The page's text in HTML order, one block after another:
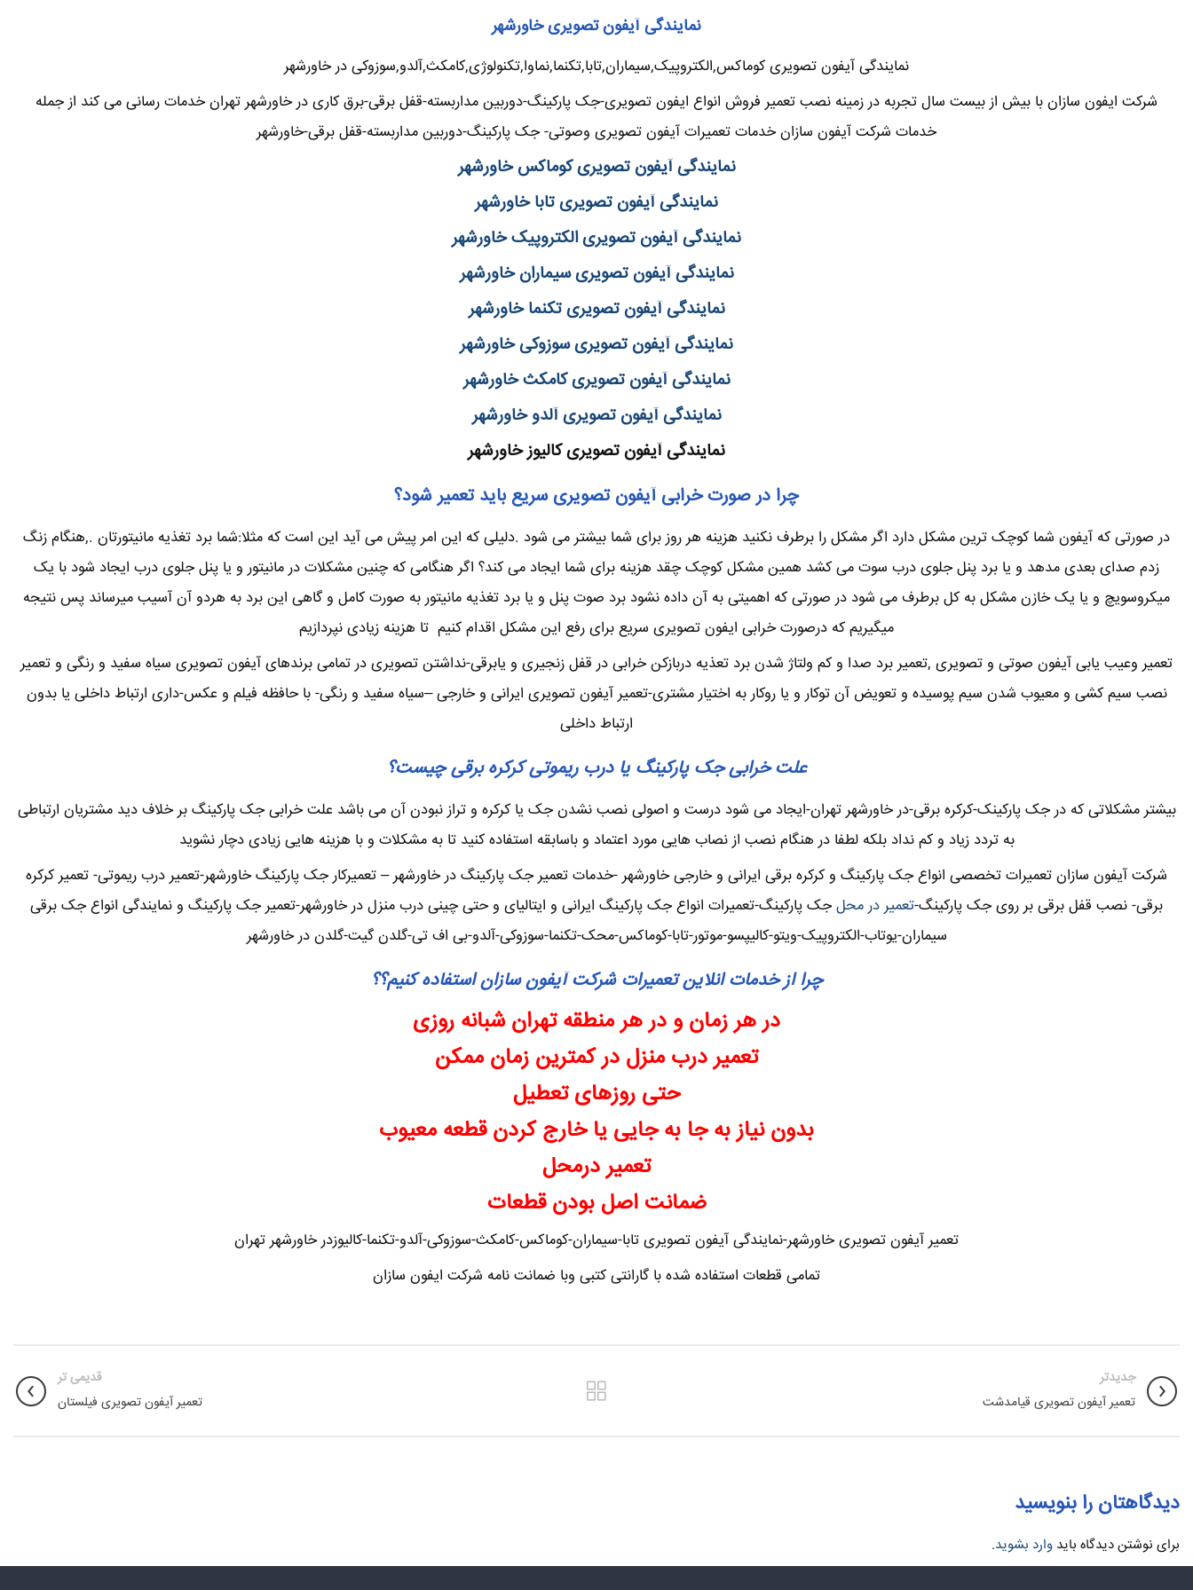
نمایندگی آیفون تصویری خاورشهر
نمایندگی آیفون تصویری کوماکس,الکتروپیک,سیماران,تابا,تکنما,نماوا,تکنولوژی,کامکث,آلدو,سوزوکی در خاورشهر
شرکت ایفون سازان با بیش از بیست سال تجربه در زمینه نصب تعمیر فروش انواع ایفون تصویری-جک پارکینگ-دوربین مداربسته-قفل برقی-برق کاری در خاورشهر تهران خدمات رسانی می کند از جمله
خدمات شرکت آیفون سازان خدمات تعمیرات آیفون تصویری وصوتی- جک پارکینگ-دوربین مداربسته-قفل برقی-خاورشهر
نمایندگی آیفون تصویری کوماکس خاورشهر
نمایندگی آیفون تصویری تابا خاورشهر
نمایندگی آیفون تصویری الکتروپیک خاورشهر
نمایندگی آیفون تصویری سیماران خاورشهر
نمایندگی آیفون تصویری تکنما خاورشهر
نمایندگی آیفون تصویری سوزوکی خاورشهر
نمایندگی آیفون تصویری کامکث خاورشهر
نمایندگی آیفون تصویری آلدو خاورشهر
نمایندگی آیفون تصویری کالیوز خاورشهر
چرا در صورت خرابی آیفون تصویری سریع باید تعمیر شود؟
در صورتی که آیفون شما کوچک ترین مشکل دارد اگر مشکل را برطرف نکنید هزینه هر روز برای شما بیشتر می شود .دلیلی که این امر پیش می آید این است که مثلا:شما برد تغذیه مانیتورتان .,هنگام زنگ
زدم صدای بعدی مدهد و یا برد پنل جلوی درب سوت می کشد همین مشکل کوچک چقد هزینه برای شما ایجاد می کند؟ اگر هنگامی که چنین مشکلات در مانیتور و یا پنل جلوی درب ایجاد شود با یک
میکروسویچ و یا یک خازن مشکل به کل برطرف می شود در صورتی که اهمیتی به آن داده نشود برد صوت پنل و یا برد تغذیه مانیتور به صورت کامل و گاهی این برد به هردو آن آسیب میرساند پس نتیجه
میگیریم که درصورت خرابی ایفون تصویری سریع برای رفع این مشکل اقدام کنیم تا هزینه زیادی نپردازیم
تعمیر وعیب یابی آیفون صوتی و تصویری ,تعمیر برد صدا و کم ولتاژ شدن برد تعذیه دربازکن خرابی در قفل زنجیری و یابرقی-نداشتن تصویری در تمامی برندهای آیفون تصویری سیاه سفید و رنگی و تعمیر
نصب سیم کشی و معیوب شدن سیم پوسیده و تعویض آن توکار و یا روکار به اختیار مشتری-تعمیر آیفون تصویری ایرانی و خارجی –سیاه سفید و رنگی- با حافظه فیلم و عکس-داری ارتباط داخلی یا بدون
ارتباط داخلی
علت خرابی جک پارکینگ یا درب ریموتی کرکره برقی چیست؟
بیشتر مشکلاتی که در جک پارکینک-کرکره برقی-در خاورشهر تهران-ایجاد می شود درست و اصولی نصب نشدن جک یا کرکره و تراز نبودن آن می باشد علت خرابی جک پارکینگ بر خلاف دید مشتریان ارتباطی
به تردد زیاد و کم نداد بلکه لطفا در هنگام نصب از نصاب هایی مورد اعتماد و باسابقه استفاده کنید تا به مشکلات و با هزینه هایی زیادی دچار نشوید
شرکت آیفون سازان تعمیرات تخصصی انواع جک پارکینگ و کرکره برقی ایرانی و خارجی خاورشهر -خدمات تعمیر جک پارکینگ در خاورشهر – تعمیرکار جک پارکینگ خاورشهر-تعمیر درب ریموتی- تعمیر کرکره
برقی- نصب قفل برقی بر روی جک پارکینگ-تعمیر در محلجک پارکینگ-تعمیرات انواع جک پارکینگ ایرانی و ایتالیای و حتی چینی درب منزل در خاورشهر-تعمیر جک پارکینگ و نمایندگی انواع جک برقی
سیماران-یوتاب-الکتروپیک-ویتو-کالیپسو-موتور-تابا-کوماکس-محک-تکنما-سوزوکی-آلدو-بی اف تی-گلدن گیت-گلدن در خاورشهر
چرا از خدمات انلاین تعمیرات شرکت آیفون سازان استفاده کنیم؟؟
در هر زمان و در هر منطقه تهران شبانه روزی
تعمیر درب منزل در کمترین زمان ممکن
حتی روزهای تعطیل
بدون نیاز به جا به جایی یا خارج کردن قطعه معیوب
تعمیر درمحل
ضمانت اصل بودن قطعات
تعمیر آیفون تصویری خاورشهر-نمایندگی آیفون تصویری تابا-سیماران-کوماکس-کامکث-سوزوکی-آلدو-تکنما-کالیوزدر خاورشهر تهران
تمامی قطعات استفاده شده با گارانتی کتبی وبا ضمانت نامه شرکت ایفون سازان
جدیدتر
تعمیر آیفون تصویری قیامدشت
قدیمی تر
تعمیر آیفون تصویری فیلستان
دیدگاهتان را بنویسید
برای نوشتن دیدگاه باید وارد بشوید.